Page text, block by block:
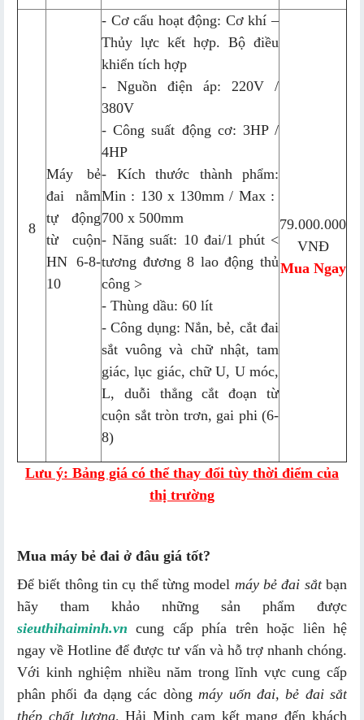
8
Máy bẻ
đai nằm
tự động
từ cuộn
HN 6-8-
10
- Cơ cấu hoạt động: Cơ khí –
Thủy lực kết hợp. Bộ điều
khiển tích hợp
- Nguồn điện áp: 220V /
380V
- Công suất động cơ: 3HP /
4HP
- Kích thước thành phẩm:
Min : 130 x 130mm / Max :
700 x 500mm
- Năng suất: 10 đai/1 phút <
tương đương 8 lao động thủ
công >
- Thùng dầu: 60 lít
- Công dụng: Nắn, bẻ, cắt đai
sắt vuông và chữ nhật, tam
giác, lục giác, chữ U, U móc,
L, duỗi thẳng cắt đoạn từ
cuộn sắt tròn trơn, gai phi (6-
8)
79.000.000
VNĐ
Mua Ngay
Lưu ý: Bảng giá có thể thay đổi tùy thời điểm của
thị trường
Mua máy bẻ đai ở đâu giá tốt?
Để biết thông tin cụ thể từng model máy bẻ đai sắtbạn
hãy tham khảo những sản phẩm được
sieuthihaiminh.vn cung cấp phía trên hoặc liên hệ
ngay về Hotline để được tư vấn và hỗ trợ nhanh chóng.
Với kinh nghiệm nhiều năm trong lĩnh vực cung cấp
phân phối đa dạng các dòng máy uốn đai, bẻ đai sắt
thép chất lượng, Hải Minh cam kết mang đến khách